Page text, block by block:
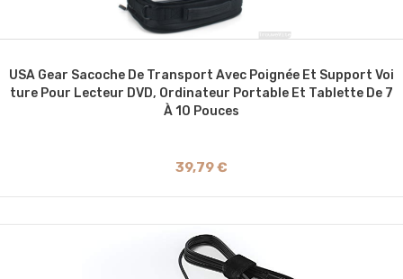
USA Gear Sacoche De Transport Avec Poignée Et Support Voi
Ture Pour Lecteur DVD, Ordinateur Portable Et Tablette De 7
À 10 Pouces
39,79 €